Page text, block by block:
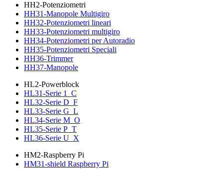
HH2-Potenziometri
HH31-Manopole Multigiro
HH32-Potenziometri lineari
HH33-Potenziometri multigiro
HH34-Potenziometri per Autoradio
HH35-Potenziometri Speciali
HH36-Trimmer
HH37-Manopole
HL2-Powerblock
HL31-Serie 1_C
HL32-Serie D_F
HL33-Serie G_L
HL34-Serie M_O
HL35-Serie P_T
HL36-Serie U_X
HM2-Raspberry Pi
HM31-shield Raspberry Pi